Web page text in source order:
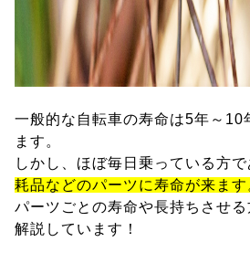
一般的な自転車の寿命は5年～10
ます。
しかし、ほぼ毎日乗っている方で
耗品などのパーツに寿命が来ます
パーツごとの寿命や長持ちさせ
解説しています！